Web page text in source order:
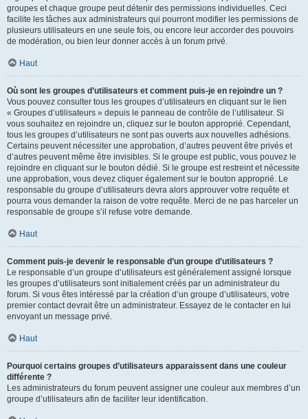
groupes et chaque groupe peut détenir des permissions individuelles. Ceci
facilite les tâches aux administrateurs qui pourront modifier les permissions de
plusieurs utilisateurs en une seule fois, ou encore leur accorder des pouvoirs
de modération, ou bien leur donner accès à un forum privé.
Haut
Où sont les groupes d’utilisateurs et comment puis-je en rejoindre un ?
Vous pouvez consulter tous les groupes d’utilisateurs en cliquant sur le lien
« Groupes d’utilisateurs » depuis le panneau de contrôle de l’utilisateur. Si
vous souhaitez en rejoindre un, cliquez sur le bouton approprié. Cependant,
tous les groupes d’utilisateurs ne sont pas ouverts aux nouvelles adhésions.
Certains peuvent nécessiter une approbation, d’autres peuvent être privés et
d’autres peuvent même être invisibles. Si le groupe est public, vous pouvez le
rejoindre en cliquant sur le bouton dédié. Si le groupe est restreint et nécessite
une approbation, vous devez cliquer également sur le bouton approprié. Le
responsable du groupe d’utilisateurs devra alors approuver votre requête et
pourra vous demander la raison de votre requête. Merci de ne pas harceler un
responsable de groupe s’il refuse votre demande.
Haut
Comment puis-je devenir le responsable d’un groupe d’utilisateurs ?
Le responsable d’un groupe d’utilisateurs est généralement assigné lorsque
les groupes d’utilisateurs sont initialement créés par un administrateur du
forum. Si vous êtes intéressé par la création d’un groupe d’utilisateurs, votre
premier contact devrait être un administrateur. Essayez de le contacter en lui
envoyant un message privé.
Haut
Pourquoi certains groupes d’utilisateurs apparaissent dans une couleur
différente ?
Les administrateurs du forum peuvent assigner une couleur aux membres d’un
groupe d’utilisateurs afin de faciliter leur identification.